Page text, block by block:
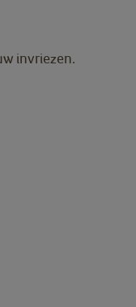
invriezen.